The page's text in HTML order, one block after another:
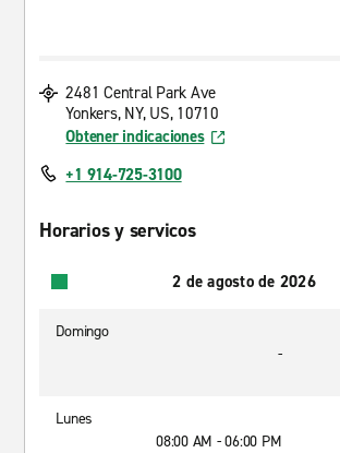
2481 Central Park Ave
Yonkers, NY, US, 10710
Obtener indicaciones
+1 914-725-3100
Horarios y servicos
2 de agosto de 2026
Domingo
-
Lunes
08:00 AM - 06:00 PM